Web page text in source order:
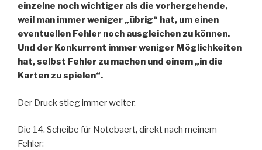
einzelne noch wichtiger als die vorhergehende,
weil man immer weniger „übrig“ hat, um einen
eventuellen Fehler noch ausgleichen zu können.
Und der Konkurrent immer weniger Möglichkeiten
hat, selbst Fehler zu machen und einem „in die
Karten zu spielen“.
Der Druck stieg immer weiter.
Die 14. Scheibe für Notebaert, direkt nach meinem
Fehler: